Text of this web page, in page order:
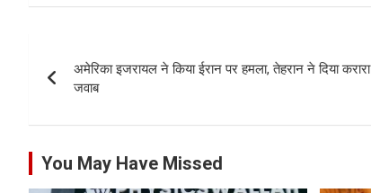
navigation
अमेरिका इजरायल ने किया ईरान पर हमला, तेहरान ने दिया करारा
जवाब
You May Have Missed